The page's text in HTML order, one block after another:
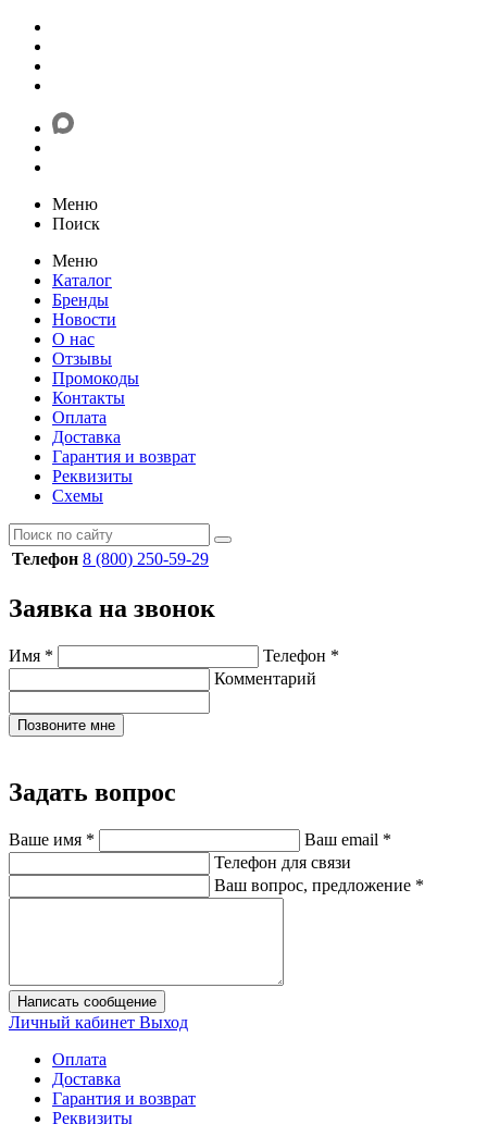
Меню
Поиск
Меню
Каталог
Бренды
Новости
О нас
Отзывы
Промокоды
Контакты
Оплата
Доставка
Гарантия и возврат
Реквизиты
Схемы
Телефон 8 (800) 250-59-29
Заявка на звонок
Имя * Телефон *
Комментарий
Позвоните мне
Задать вопрос
Ваше имя * Ваш email *
Телефон для связи
Ваш вопрос, предложение *
Написать сообщение
Личный кабинет Выход
Оплата
Доставка
Гарантия и возврат
Реквизиты